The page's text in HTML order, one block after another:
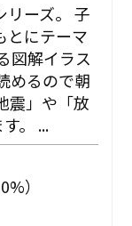
リーズ。 子
とにテーマ
図解イラス
めるので朝
震」や「放
。 ...
）